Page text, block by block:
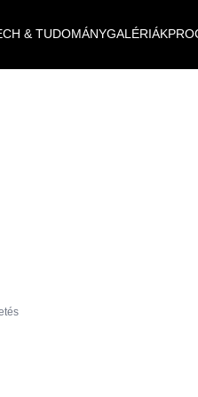
& TUDOMÁNYGALÉRIÁK